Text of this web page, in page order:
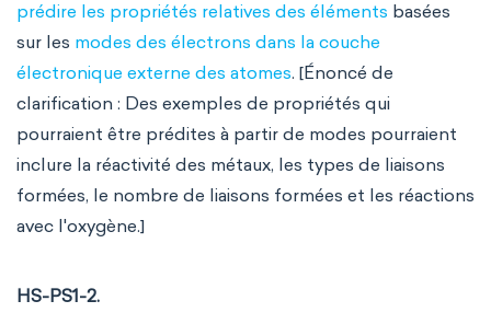
prédire les propriétés relatives des éléments basées
sur les modes des électrons dans la couche
électronique externe des atomes. [Énoncé de
clarification : Des exemples de propriétés qui
pourraient être prédites à partir de modes pourraient
inclure la réactivité des métaux, les types de liaisons
formées, le nombre de liaisons formées et les réactions
avec l'oxygène.]
HS-PS1-2.